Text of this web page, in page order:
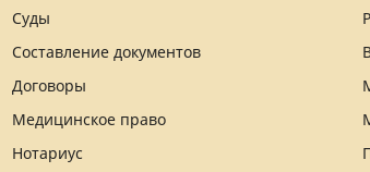
Суды
Составление документов
Договоры
Медицинское право
Нотариус